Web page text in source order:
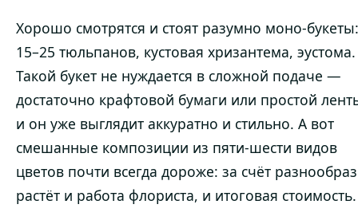
Хорошо смотрятся и стоят разумно моно-букеты:
15–25 тюльпанов, кустовая хризантема, эустома.
Такой букет не нуждается в сложной подаче —
достаточно крафтовой бумаги или простой
и он уже выглядит аккуратно и стильно. А вот
смешанные композиции из пяти-шести видов
цветов почти всегда дороже: за счёт
растёт и работа флориста, и итоговая стоимость.